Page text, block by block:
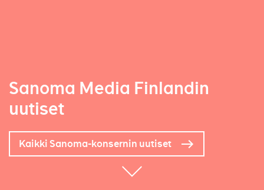
Sanoma Media Finlandin
uutiset
Kaikki Sanoma-konsernin uutiset